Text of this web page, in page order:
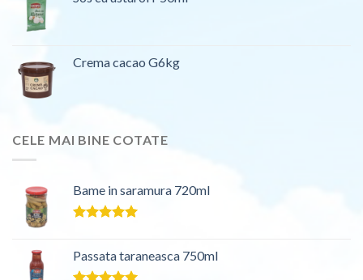
Crema cacao G6kg
CELE MAI BINE COTATE
Bame in saramura 720ml
Passata taraneasca 750ml